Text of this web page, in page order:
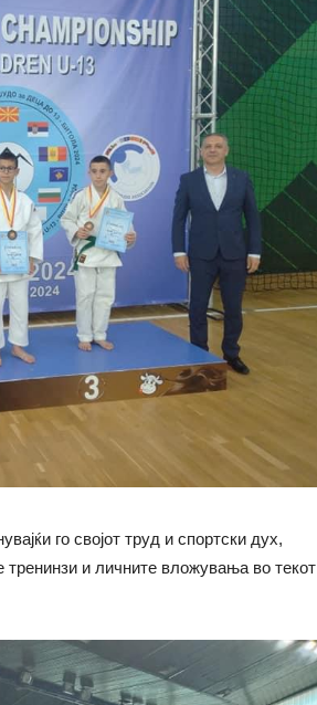
го својот труд и спортски дух,
тренинзи и личните вложувања во текот